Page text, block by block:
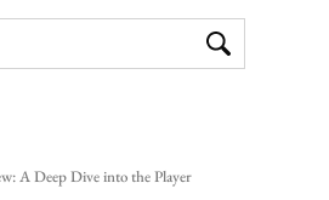
A Deep Dive into the Player